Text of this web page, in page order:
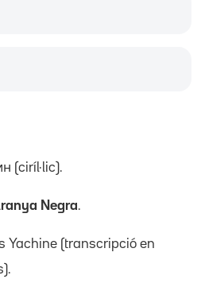
(ciríl·lic).
Negra.
Yachine (transcripció en